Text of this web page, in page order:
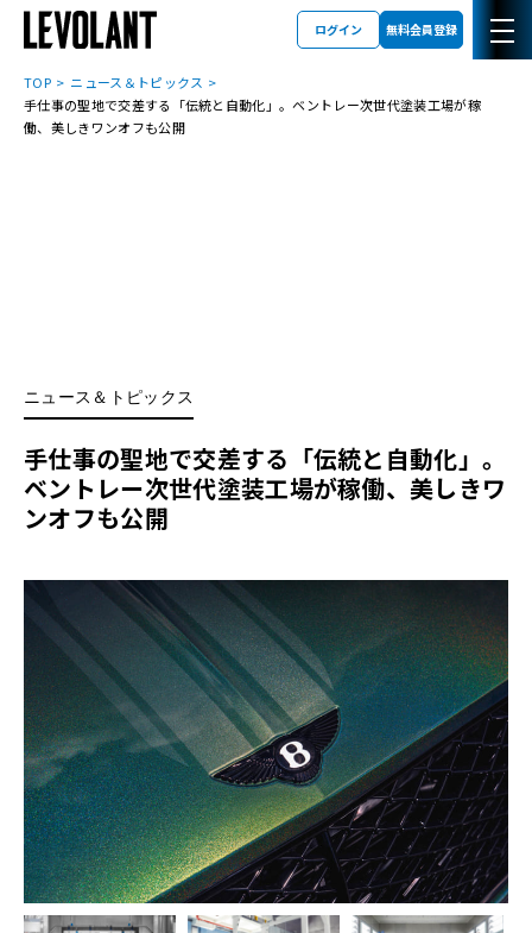
ログイン 無料会員登録
TOP
ニュース＆トピックス
手仕事の聖地で交差する「伝統と自動化」。ベントレー次世代塗装工場が稼
働、美しきワンオフも公開
ニュース＆トピックス
手仕事の聖地で交差する「伝統と自動化」。
ベントレー次世代塗装工場が稼働、美しきワ
ンオフも公開